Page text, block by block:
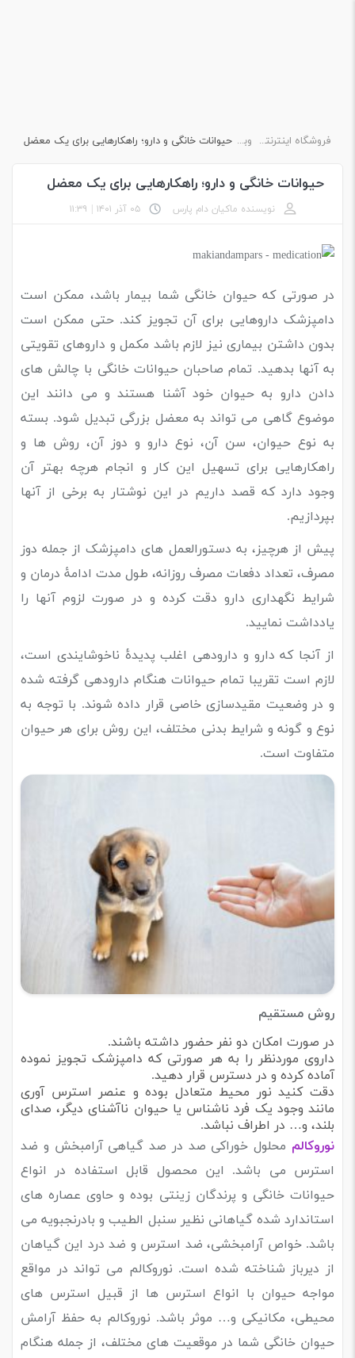
فروشگاه اینترنتی ماکیان دام پارس وبلاگ حیوانات خانگی و دارو؛ راهکارهایی برای یک معضل
حیوانات خانگی و دارو؛ راهکارهایی برای یک معضل
نویسنده ماکیان دام پارس ۰۵ آذر ۱۴۰۱ ۱۱:۳۹
در صورتی که حیوان خانگی شما بیمار باشد، ممکن است
دامپزشک داروهایی برای آن تجویز کند. حتی ممکن است
بدون داشتن بیماری نیز لازم باشد مکمل و داروهای تقویتی
به آنها بدهید. تمام صاحبان حیوانات خانگی با چالش های
دادن دارو به حیوان خود آشنا هستند و می دانند این
موضوع گاهی می تواند به معضل بزرگی تبدیل شود. بسته
به نوع حیوان، سن آن، نوع دارو و دوز آن، روش ها و
راهکارهایی برای تسهیل این کار و انجام هرچه بهتر آن
وجود دارد که قصد داریم در این نوشتار به برخی از آنها
بپردازیم.
پیش از هرچیز، به دستورالعمل های دامپزشک از جمله دوز
مصرف، تعداد دفعات مصرف روزانه، طول مدت ادامۀ درمان و
شرایط نگهداری دارو دقت کرده و در صورت لزوم آنها را
یادداشت نمایید.
از آنجا که دارو و دارودهی اغلب پدیدۀ ناخوشایندی است،
لازم است تقریبا تمام حیوانات هنگام دارودهی گرفته شده
و در وضعیت مقیدسازی خاصی قرار داده شوند. با توجه به
نوع و گونه و شرایط بدنی مختلف، این روش برای هر حیوان
متفاوت است.
روش مستقیم
در صورت امکان دو نفر حضور داشته باشند.
داروی موردنظر را به هر صورتی که دامپزشک تجویز نموده
آماده کرده و در دسترس قرار دهید.
دقت کنید نور محیط متعادل بوده و عنصر استرس آوری
مانند وجود یک فرد ناشناس یا حیوان ناآشنای دیگر، صدای
بلند، و… در اطراف نباشد.
نوروکالم محلول خوراکی صد در صد گیاهی آرامبخش و ضد
استرس می باشد. این محصول قابل استفاده در انواع
حیوانات خانگی و پرندگان زینتی بوده و حاوی عصاره های
استاندارد شده گیاهانی نظیر سنبل الطیب و بادرنجبویه می
باشد. خواص آرامبخشی، ضد استرس و ضد درد این گیاهان
از دیرباز شناخته شده است. نوروکالم می تواند در مواقع
مواجه حیوان با انواع استرس ها از قبیل استرس های
محیطی، مکانیکی و… موثر باشد. نوروکالم به حفظ آرامش
حیوان خانگی شما در موقعیت های مختلف، از جمله هنگام